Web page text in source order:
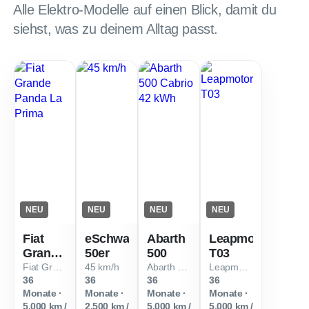
Alle Elektro-Modelle auf einen Blick, damit du
siehst, was zu deinem Alltag passt.
NEU
Fiat
Grande
Panda
Fiat Grande Panda La Prima
36
Monate ·
5.000 km /
NEU
eSchwalbe
50er
45 km/h
36
Monate ·
2.500 km /
NEU
Abarth
500
36
Monate ·
5.000 km /
NEU
Leapmotor
T03
36
Monate ·
5.000 km /